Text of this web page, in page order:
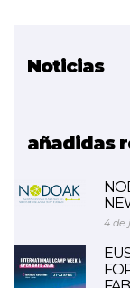
Noticias
añadidas
4 de